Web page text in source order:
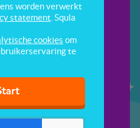
worden verwerkt
statement . Squla
cookies om
te